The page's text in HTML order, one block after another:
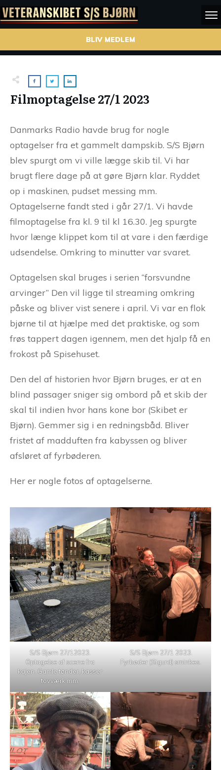
BLIV MEDLEM
Filmoptagelse 27/1 2023
Danmarks Radio havde brug for nogle
optagelser fra et gammelt dampskib. S/S Bjørn
blev spurgt om vi ville lægge skib til. Vi har
brugt flere dage på at gøre Bjørn klar. Ryddet
op i maskinen, pudset messing mm.
Optagelserne fandt sted i går 27/1. Vi havde
filmoptagelse fra kl. 9 til kl 16.30. Jeg spurgte
hvor længe klippet kom til at vare i den færdige
udsendelse. Omkring to minutter var svaret.
Optagelsen skal bruges i serien “forsvundne
arvinger” Den vil ligge til streaming omkring
påske og bliver vist senere i april. Vi var en flok
bjørne til at hjælpe med det praktiske, og som
frøs tappert dagen igennem, men det hjalp få en
frokost på Spisehuset.
Den del af historien hvor Bjørn bruges, er at en
blind passager sniger sig ombord på et skib der
skal til indien hvor hans kone bor (Skibet er
Bjørn). Gemmer sig i en redningsbåd. Bliver
fristet af madduften fra kabyssen og bliver
afsløret af fyrbøderen.
Her er nogle fotos af optagelserne.
S/S Bjørn 27/12023.
Optagelse af scene fra
kajen. Gamle tønder, kasser
tovværk mm.
S/S Bjørn 27/1 2023.
Fyrbøder (Sigurd) sminkes.